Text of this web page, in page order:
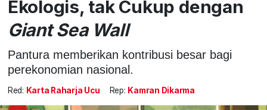
Ekologis, tak Cukup dengan
Giant Sea Wall
Pantura memberikan kontribusi besar bagi
perekonomian nasional.
Red: Karta Raharja Ucu Rep: Kamran Dikarma